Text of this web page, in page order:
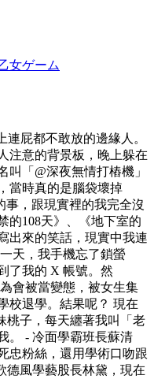
女ゲーム
屁都不敢放的邊緣人。
注意的背景板，晚上躲在
「@深夜無情打樁機」
當時真的是腦袋壞掉
事，跟現實裡的我完全沒
的108天》、《地下室的
出來的笑話，現實中我連
天，我手機忘了鎖螢
了我的 X 帳號。然
會被當變態，被女生集
校退學。結果呢？ 現在
桃子，每天纏著我叫「老
。 - 冷面學霸班長蘇清
忠粉絲，還用學術口吻跟
德風學藝股長林黛，現在